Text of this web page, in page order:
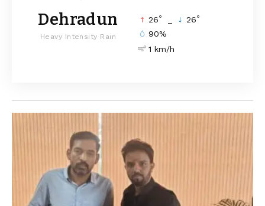
Dehradun
Heavy Intensity Rain
26° 26°
90%
1 km/h